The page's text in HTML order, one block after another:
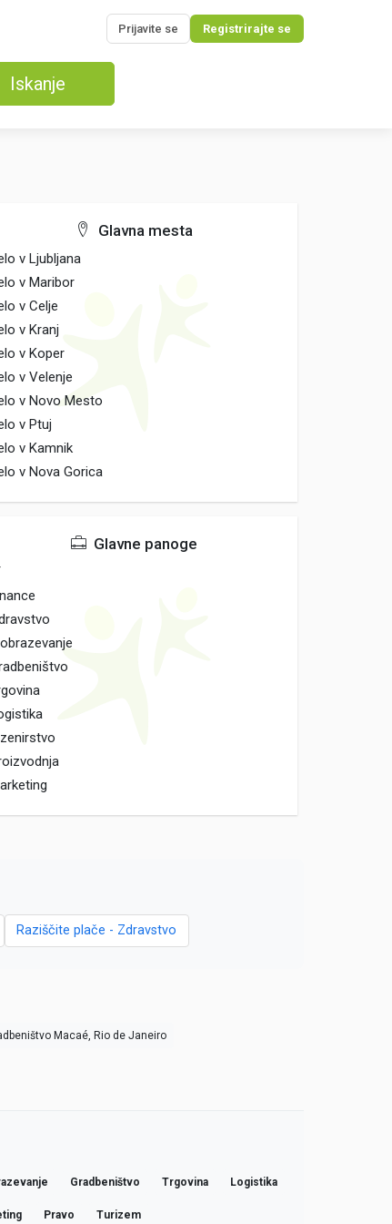
Prijavite se Registrirajte se
Iskanje
Glavna mesta
v Ljubljana
v Maribor
v Celje
v Kranj
v Koper
v Velenje
v Novo Mesto
v Ptuj
v Kamnik
v Nova Gorica
Glavne panoge
Raziščite plače - Zdravstvo
Macaé, Rio de Janeiro
Gradbeništvo Trgovina Logistika
Pravo Turizem